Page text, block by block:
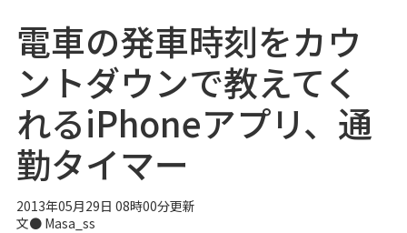
電車の発車時刻をカウ
ントダウンで教えてく
れるiPhoneアプリ、通
勤タイマー
2013年05月29日 08時00分更新
文● Masa_ss